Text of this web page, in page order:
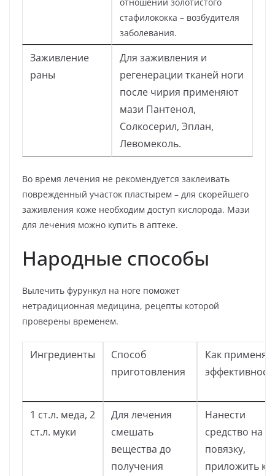
стафилококка – возбудителя
заболевания.
Заживление
раны
Для заживления и
регенерации тканей ноги
после чирия применяют
мази Пантенол,
Солкосерил, Эплан,
Левомеколь.
Во время лечения не рекомендуется заклеивать
поврежденный участок пластырем – для скорейшего
заживления коже необходим доступ кислорода. Мази
для лечения можно купить в аптеке.
Народные способы
Вылечить фурункул на ноге поможет
нетрадиционная медицина, рецепты которой
проверены временем.
Ингредиенты
Способ
приготовления
Как
1 ст.л. меда, 2
ст.л. муки
Для лечения
смешать
вещества до
получения
Нанести
средство на
повязку,
приложить к